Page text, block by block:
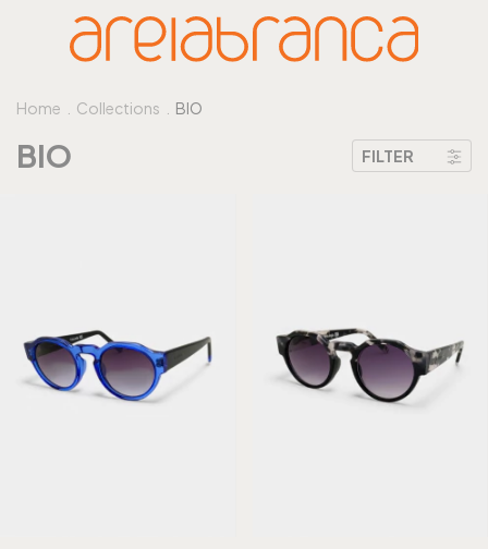
Home Collections BIO
BIO FILTER